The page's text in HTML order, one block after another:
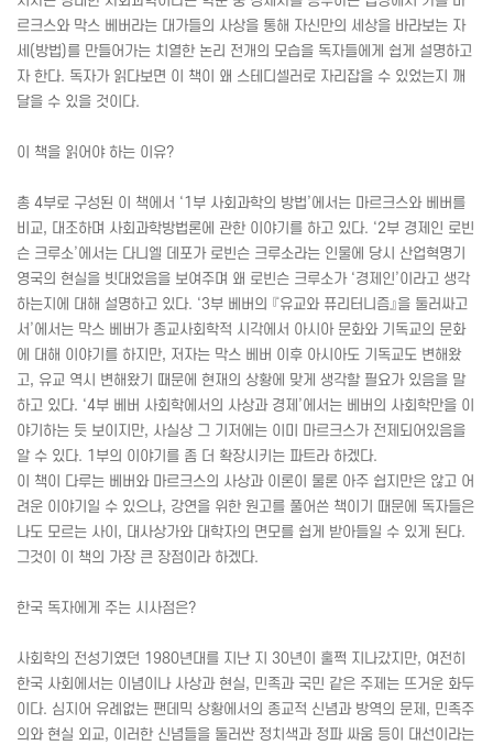
르크스와 막스 베버라는 대가들의 사상을 통해 자신만의 세상을 바라보는 자
세(방법)를 만들어가는 치열한 논리 전개의 모습을 독자들에게 쉽게 설명하고
자 한다. 독자가 읽다보면 이 책이 왜 스테디셀러로 자리잡을 수 있었는지 깨
달을 수 있을 것이다.
이 책을 읽어야 하는 이유?
총 4부로 구성된 이 책에서 ‘1부 사회과학의 방법’에서는 마르크스와 베버를
비교, 대조하며 사회과학방법론에 관한 이야기를 하고 있다. ‘2부 경제인 로빈
슨 크루소’에서는 다니엘 데포가 로빈슨 크루소라는 인물에 당시 산업혁명기
영국의 현실을 빗대었음을 보여주며 왜 로빈슨 크루소가 ‘경제인’이라고 생각
하는지에 대해 설명하고 있다. ‘3부 베버의 『유교와 퓨리터니즘』을 둘러싸고
서’에서는 막스 베버가 종교사회학적 시각에서 아시아 문화와 기독교의 문화
에 대해 이야기를 하지만, 저자는 막스 베버 이후 아시아도 기독교도 변해왔
고, 유교 역시 변해왔기 때문에 현재의 상황에 맞게 생각할 필요가 있음을 말
하고 있다. ‘4부 베버 사회학에서의 사상과 경제’에서는 베버의 사회학만을 이
야기하는 듯 보이지만, 사실상 그 기저에는 이미 마르크스가 전제되어있음을
알 수 있다. 1부의 이야기를 좀 더 확장시키는 파트라 하겠다.
이 책이 다루는 베버와 마르크스의 사상과 이론이 물론 아주 쉽지만은 않고 어
려운 이야기일 수 있으나, 강연을 위한 원고를 풀어쓴 책이기 때문에 독자들은
나도 모르는 사이, 대사상가와 대학자의 면모를 쉽게 받아들일 수 있게 된다.
그것이 이 책의 가장 큰 장점이라 하겠다.
한국 독자에게 주는 시사점은?
사회학의 전성기였던 1980년대를 지난 지 30년이 훌쩍 지나갔지만, 여전히
한국 사회에서는 이념이나 사상과 현실, 민족과 국민 같은 주제는 뜨거운 화두
이다. 심지어 유례없는 팬데믹 상황에서의 종교적 신념과 방역의 문제, 민족주
의와 현실 외교, 이러한 신념들을 둘러싼 정치색과 정파 싸움 등이 대선이라는